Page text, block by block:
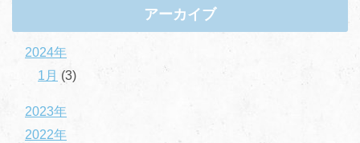
アーカイブ
2024年
1月 (3)
2023年
2022年